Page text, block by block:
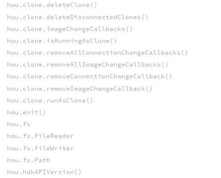
hou.clone.deleteClone()
hou.clone.deleteDisconnectedClones()
hou.clone.imageChangeCallbacks()
hou.clone.isRunningAsClone()
hou.clone.removeAllConnectionChangeCallbacks()
hou.clone.removeAllImageChangeCallbacks()
hou.clone.removeConnectionChangeCallback()
hou.clone.removeImageChangeCallback()
hou.clone.runAsClone()
hou.exit()
hou.fs
hou.fs.FileReader
hou.fs.FileWriter
hou.fs.Path
hou.hdkAPIVersion()